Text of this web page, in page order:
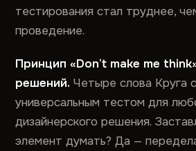
тестирования стал труднее,
проведение.
Принцип «Don’t make me
решений. Четыре слова Круга
универсальным тестом для
дизайнерского решения.
элемент думать? Да —